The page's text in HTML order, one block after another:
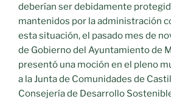
deberían ser debidamente
mantenidos por la administración
esta situación, el pasado mes de
de Gobierno del Ayuntamiento de
presentó una moción en el pleno
a la Junta de Comunidades de
Consejería de Desarrollo